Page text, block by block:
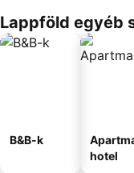
Lappföld egyéb
B&B-k
hotel